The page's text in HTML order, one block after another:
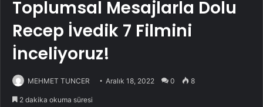
Toplumsal Mesajlarla Dolu
Recep İvedik 7 Filmini
İnceliyoruz!
MEHMET TUNCER Aralık 18, 2022 0 8
2 dakika okuma süresi